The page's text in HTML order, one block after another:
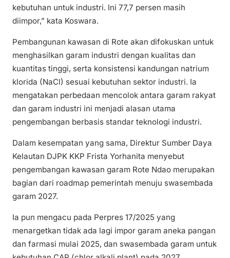
kebutuhan untuk industri. Ini 77,7 persen masih
diimpor,” kata Koswara.
Pembangunan kawasan di Rote akan difokuskan untuk
menghasilkan garam industri dengan kualitas dan
kuantitas tinggi, serta konsistensi kandungan natrium
klorida (NaCl) sesuai kebutuhan sektor industri. Ia
mengatakan perbedaan mencolok antara garam rakyat
dan garam industri ini menjadi alasan utama
pengembangan berbasis standar teknologi industri.
Dalam kesempatan yang sama, Direktur Sumber Daya
Kelautan DJPK KKP Frista Yorhanita menyebut
pengembangan kawasan garam Rote Ndao merupakan
bagian dari roadmap pemerintah menuju swasembada
garam 2027.
Ia pun mengacu pada Perpres 17/2025 yang
menargetkan tidak ada lagi impor garam aneka pangan
dan farmasi mulai 2025, dan swasembada garam untuk